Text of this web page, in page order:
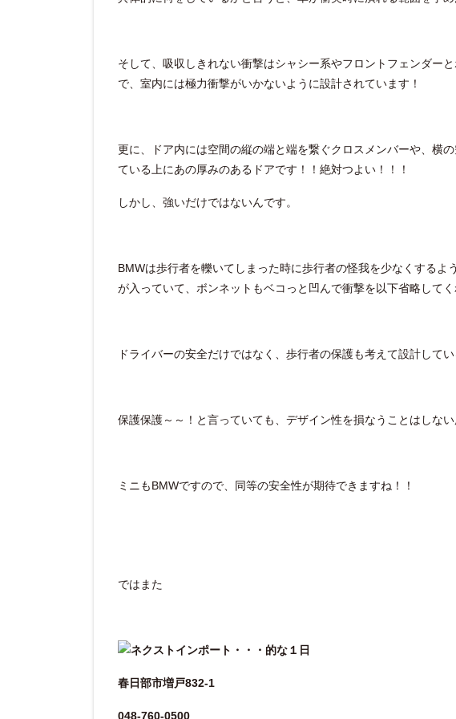
そして、吸収しきれない衝撃はシャシー系やフロントフェンダー
で、室内には極力衝撃がいかないように設計されています！
更に、ドア内には空間の縦の端と端を繋ぐクロスメンバーや、横
ている上にあの厚みのあるドアです！！絶対つよい！！！
しかし、強いだけではないんです。
BMWは歩行者を轢いてしまった時に歩行者の怪我を少なくする
が入っていて、ボンネットもベコっと凹んで衝撃を以下省略してく
ドライバーの安全だけではなく、歩行者の保護も考えて設計して
保護保護～～！と言っていても、デザイン性を損なうことはしな
ミニもBMWですので、同等の安全性が期待できますね！！
ではまた
春日部市増戸832-1
048-760-0500